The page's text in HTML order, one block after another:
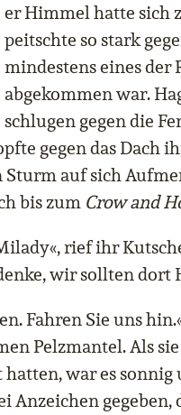
er Himmel hatte sich
peitschte so stark
mindestens eines der
abgekommen war.
schlugen gegen die
gegen das Dach
Sturm auf sich
bis zum Crow and
rief ihr
wir sollten dort
Fahren Sie uns
Pelzmantel. Als
hatten, war es sonnig
Anzeichen gegeben,